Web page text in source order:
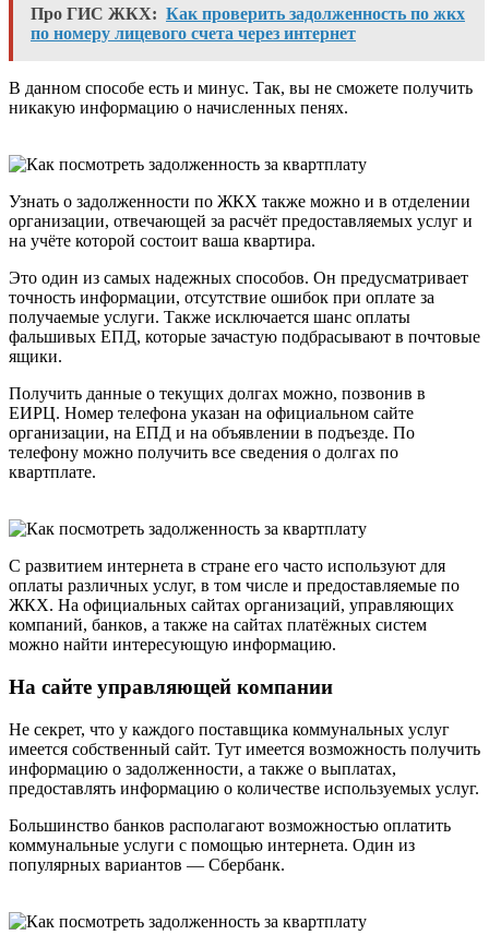
Про ГИС ЖКХ: Как проверить задолженность по жкх
по номеру лицевого счета через интернет
В данном способе есть и минус. Так, вы не сможете получить
никакую информацию о начисленных пенях.
Узнать о задолженности по ЖКХ также можно и в отделении
организации, отвечающей за расчёт предоставляемых услуг и
на учёте которой состоит ваша квартира.
Это один из самых надежных способов. Он предусматривает
точность информации, отсутствие ошибок при оплате за
получаемые услуги. Также исключается шанс оплаты
фальшивых ЕПД, которые зачастую подбрасывают в почтовые
ящики.
Получить данные о текущих долгах можно, позвонив в
ЕИРЦ. Номер телефона указан на официальном сайте
организации, на ЕПД и на объявлении в подъезде. По
телефону можно получить все сведения о долгах по
квартплате.
С развитием интернета в стране его часто используют для
оплаты различных услуг, в том числе и предоставляемые по
ЖКХ. На официальных сайтах организаций, управляющих
компаний, банков, а также на сайтах платёжных систем
можно найти интересующую информацию.
На сайте управляющей компании
Не секрет, что у каждого поставщика коммунальных услуг
имеется собственный сайт. Тут имеется возможность получить
информацию о задолженности, а также о выплатах,
предоставлять информацию о количестве используемых услуг.
Большинство банков располагают возможностью оплатить
коммунальные услуги с помощью интернета. Один из
популярных вариантов — Сбербанк.